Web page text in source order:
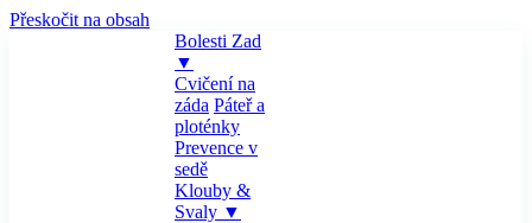
Přeskočit na obsah
Bolesti Zad
▼
Cvičení na
záda Páteř a
ploténky
Prevence v
sedě
Klouby &
Svaly ▼